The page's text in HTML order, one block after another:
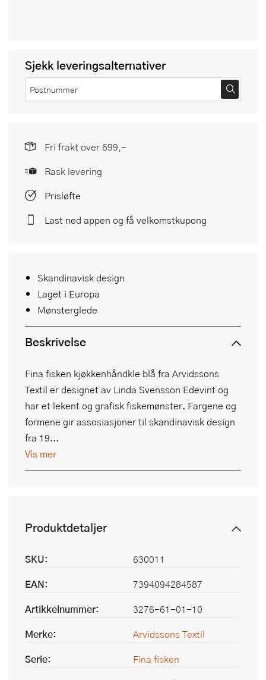
Skandinavisk design
Laget i Europa
Mønsterglede
Beskrivelse
Fina fisken kjøkkenhåndkle blå fra Arvidssons
Textil er designet av Linda Svensson Edevint og
har et lekent og grafisk fiskemønster. Fargene og
formene gir assosiasjoner til skandinavisk design
fra 19...
Vis mer
Sjekk leveringsalternativer
Fri frakt over 699,-
Rask levering
Prisløfte
Last ned appen og få velkomstkupong
Produktdetaljer
SKU:
630011
EAN:
7394094284587
Artikkelnummer:
3276-61-01-10
Merke:
Arvidssons Textil
Serie:
Fina fisken